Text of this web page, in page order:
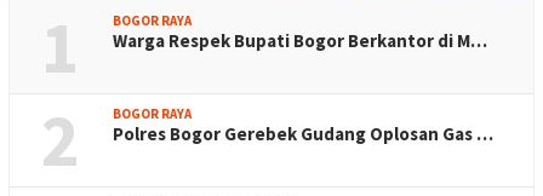
1 BOGOR RAYA
Warga Respek Bupati Bogor Berkantor di M…
2 BOGOR RAYA
Polres Bogor Gerebek Gudang Oplosan Gas …